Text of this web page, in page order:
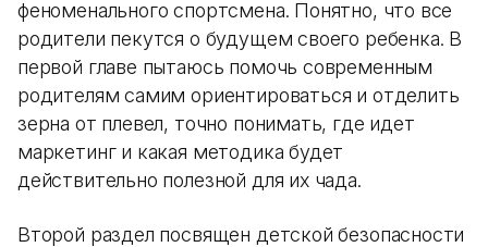
феноменального спортсмена. Понятно, что все
родители пекутся о будущем своего ребенка. В
первой главе пытаюсь помочь современным
родителям самим ориентироваться и отделить
зерна от плевел, точно понимать, где идет
маркетинг и какая методика будет
действительно полезной для их чада.
Второй раздел посвящен детской безопасности